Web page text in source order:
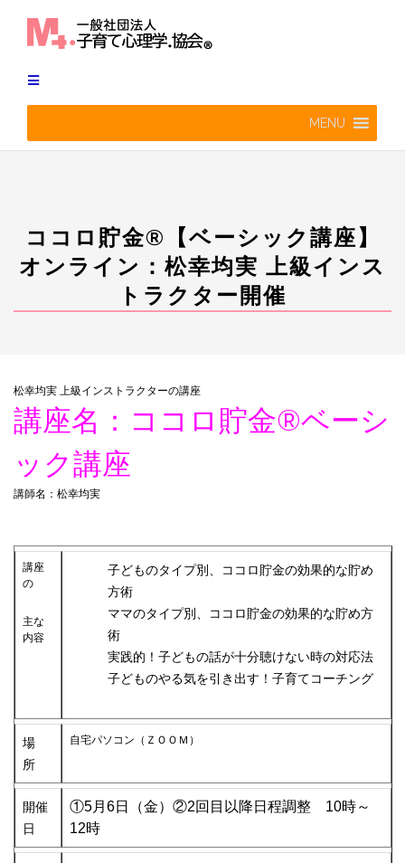
MENU
ココロ貯金®︎【ベーシック講座】
オンライン：松幸均実 上級インス
トラクター開催
松幸均実 上級インストラクターの講座
講座名：ココロ貯金®︎ベーシ
ック講座
講師名：松幸均実
講座
の
主な
内容
子どものタイプ別、ココロ貯金の効果的な貯め
方術
ママのタイプ別、ココロ貯金の効果的な貯め方
術
実践的！子どもの話が十分聴けない時の対応法
子どものやる気を引き出す！子育てコーチング
場
所
自宅パソコン（ＺＯＯＭ）
開催
日
①5月6日（金）②2回目以降日程調整 10時～
12時